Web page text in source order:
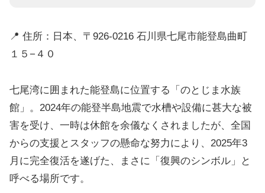
📍 住所：日本、〒926-0216 石川県七尾市能登島曲町
１５−４０
七尾湾に囲まれた能登島に位置する「のとじま水族
館」。2024年の能登半島地震で水槽や設備に甚大な被
害を受け、一時は休館を余儀なくされましたが、全国
からの支援とスタッフの懸命な努力により、2025年3
月に完全復活を遂げた、まさに「復興のシンボル」と
呼べる場所です。